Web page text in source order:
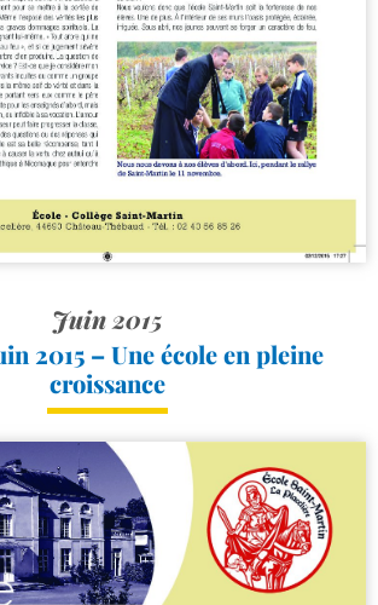
Juin 2015
2015 – Une école en pleine
croissance